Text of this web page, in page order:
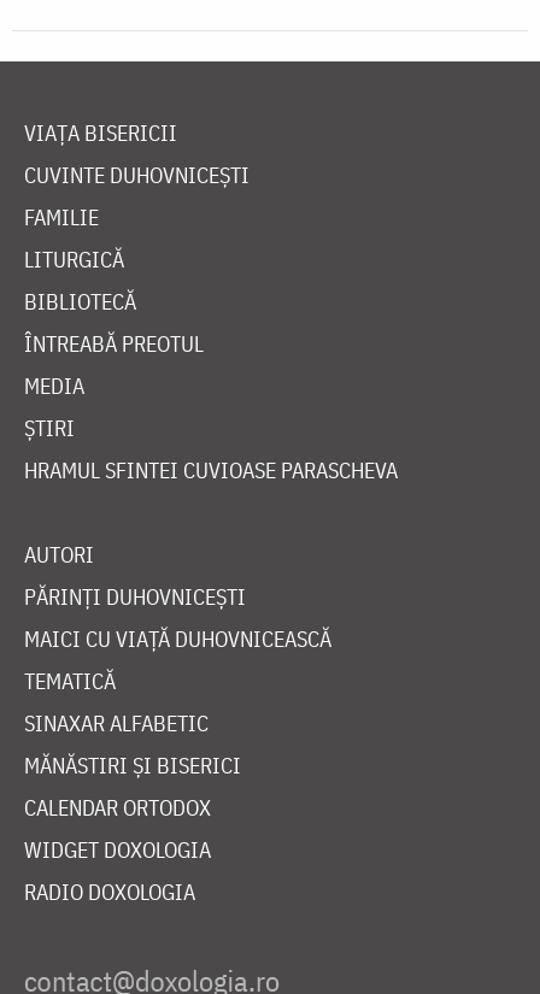
VIAȚA BISERICII
CUVINTE DUHOVNICEȘTI
FAMILIE
LITURGICĂ
BIBLIOTECĂ
ÎNTREABĂ PREOTUL
MEDIA
ȘTIRI
HRAMUL SFINTEI CUVIOASE PARASCHEVA
AUTORI
PĂRINȚI DUHOVNICEȘTI
MAICI CU VIAȚĂ DUHOVNICEASCĂ
TEMATICĂ
SINAXAR ALFABETIC
MĂNĂSTIRI ȘI BISERICI
CALENDAR ORTODOX
WIDGET DOXOLOGIA
RADIO DOXOLOGIA